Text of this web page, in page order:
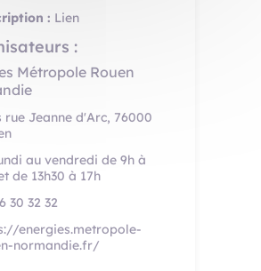
: Lien
:
Métropole Rouen
rue Jeanne d'Arc, 76000
au vendredi de 9h à
de 13h30 à 17h
30 32 32
energies.metropole-
normandie.fr/